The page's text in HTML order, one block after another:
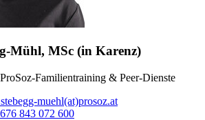
Mühl, MSc (in Karenz)
Familientraining & Peer-Dienste
muehl(at)prosoz.at
843 072 600